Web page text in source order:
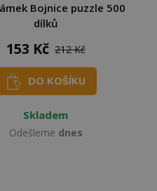
Bojnice puzzle 500
dílků
153 Kč 212 Kč
DO KOŠÍKU
Skladem
Odešleme dnes